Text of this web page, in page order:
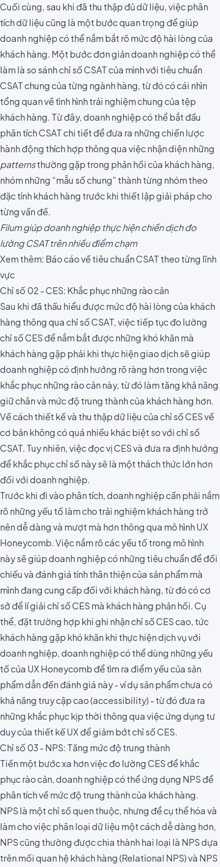
Cuối cùng, sau khi đã thu thập đủ dữ liệu, việc phân
tích dữ liệu cũng là một bước quan trọng để giúp
doanh nghiệp có thể nắm bắt rõ mức độ hài lòng của
khách hàng. Một bước đơn giản doanh nghiệp có thể
làm là so sánh chỉ số CSAT của mình với tiêu chuẩn
CSAT chung của từng ngành hàng, từ đó có cái nhìn
tổng quan về tình hình trải nghiệm chung của tệp
khách hàng. Từ đây, doanh nghiệp có thể bắt đầu
phân tích CSAT chi tiết để đưa ra những chiến lược
hành động thích hợp thông qua việc nhận diện những
patternsthường gặp trong phản hồi của khách hàng,
nhóm những “mẫu số chung” thành từng nhóm theo
đặc tính khách hàng trước khi thiết lập giải pháp cho
từng vấn đề.
Filum giúp doanh nghiệp thực hiện chiến dịch đo
lường CSAT trên nhiều điểm chạm
Xem thêm: Báo cáo về tiêu chuẩn CSAT theo từng lĩnh
vực
Chỉ số 02 - CES: Khắc phục những rào cản
Sau khi đã thấu hiểu được mức độ hài lòng của khách
hàng thông qua chỉ số CSAT, việc tiếp tục đo lường
chỉ số CES để nắm bắt được những khó khăn mà
khách hàng gặp phải khi thực hiện giao dịch sẽ giúp
doanh nghiệp có định hướng rõ ràng hơn trong việc
khắc phục những rào cản này, từ đó làm tăng khả năng
giữ chân và mức độ trung thành của khách hàng hơn.
Về cách thiết kế và thu thập dữ liệu của chỉ số CES về
cơ bản không có quá nhiều khác biệt so với chỉ số
CSAT. Tuy nhiên, việc đọc vị CES và đưa ra định hướng
để khắc phục chỉ số này sẽ là một thách thức lớn hơn
đối với doanh nghiệp.
Trước khi đi vào phân tích, doanh nghiệp cần phải nắm
rõ những yếu tố làm cho trải nghiệm khách hàng trở
nên dễ dàng và mượt mà hơn thông qua mô hình UX
Honeycomb. Việc nắm rõ các yếu tố trong mô hình
này sẽ giúp doanh nghiệp có những tiêu chuẩn để đối
chiếu và đánh giá tính thân thiện của sản phẩm mà
mình đang cung cấp đối với khách hàng, từ đó có cơ
sở để lí giải chỉ số CES mà khách hàng phản hồi. Cụ
thể, đặt trường hợp khi ghi nhận chỉ số CES cao, tức
khách hàng gặp khó khăn khi thực hiện dịch vụ với
doanh nghiệp, doanh nghiệp có thể dùng những yếu
tố của UX Honeycomb để tìm ra điểm yếu của sản
phẩm dẫn đến đánh giá này - ví dụ sản phẩm chưa có
khả năng truy cập cao (accessibility) - từ đó đưa ra
những khắc phục kịp thời thông qua việcứng dụng tư
duy của thiết kế UX để giảm bớt chỉ số CES.
Chỉ số 03 - NPS: Tăng mức độ trung thành
Tiến một bước xa hơn việc đo lường CES để khắc
phục rào cản, doanh nghiệp có thể ứng dụng NPS để
phân tích về mức độ trung thành của khách hàng.
NPS là một chỉ số quen thuộc, nhưng để cụ thể hóa và
làm cho việc phân loại dữ liệu một cách dễ dàng hơn,
NPS cũng thường được chia thành hai loại là NPS dựa
trên mối quan hệ khách hàng (Relational NPS) và NPS